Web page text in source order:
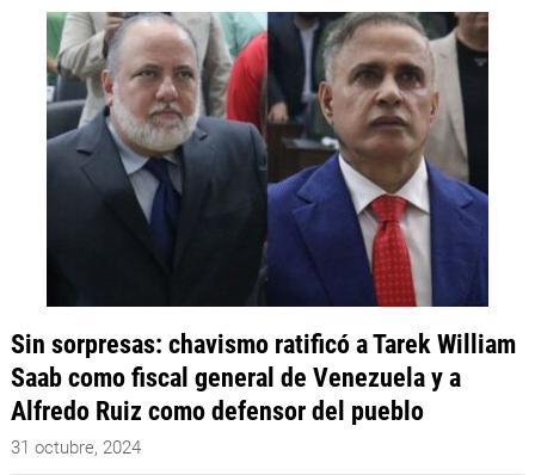
Sin sorpresas: chavismo ratificó a Tarek William
Saab como fiscal general de Venezuela y a
Alfredo Ruiz como defensor del pueblo
31 octubre, 2024